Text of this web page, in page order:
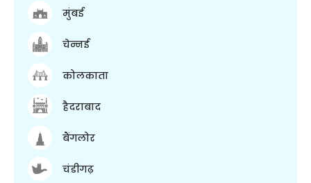
मुंबई
चेन्नई
कोलकाता
हैदराबाद
बैंगलोर
चंडीगढ़